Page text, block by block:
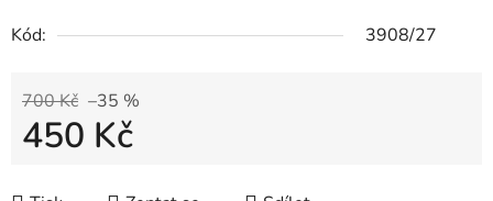
Kód: 3908/27
700 Kč –35 %
450 Kč